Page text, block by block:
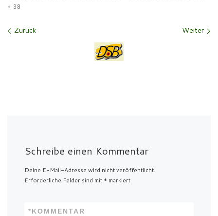
× 38
Bilder Navigation
Zurück Weiter
Schreibe einen Kommentar
Deine E-Mail-Adresse wird nicht veröffentlicht.
Erforderliche Felder sind mit * markiert
KOMMENTAR
*